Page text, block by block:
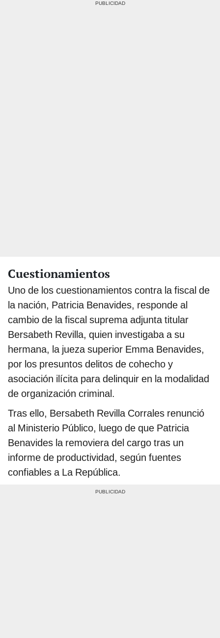
Cuestionamientos
Uno de los cuestionamientos contra la fiscal de
la nación, Patricia Benavides, responde al
cambio de la fiscal suprema adjunta titular
Bersabeth Revilla, quien investigaba a su
hermana, la jueza superior Emma Benavides,
por los presuntos delitos de cohecho y
asociación ilícita para delinquir en la modalidad
de organización criminal.
Tras ello, Bersabeth Revilla Corrales renunció
al Ministerio Público, luego de que Patricia
Benavides la removiera del cargo tras un
informe de productividad, según fuentes
confiables a La República.